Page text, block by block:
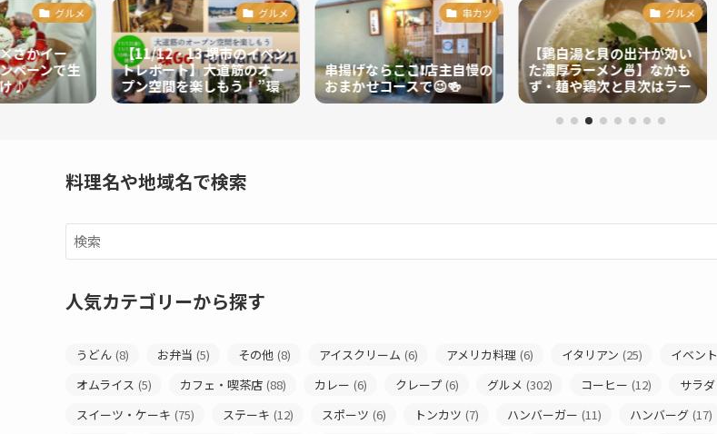
グルメ
さかイー
ペーンで生
♪
グルメ
【11/12・13 堺市のイベン
トレポート】大道筋のオー
プン空間を楽しもう！”環
Go” Forward2021
串カツ
串揚げならここ❗️店主自慢の
おまかせコースで😉🍻
グルメ
【鶏白湯と貝の出汁が効い
た濃厚ラーメン🍜】なかも
ず・麺や鶏次と貝次はラー
メン好き必見！❤️
料理名や地域名で検索
人気カテゴリーから探す
うどん (8) お弁当 (5) その他 (8) アイスクリーム (6) アメリカ料理 (6) イタリアン (25) イベント
オムライス (5) カフェ・喫茶店 (88) カレー (6) クレープ (6) グルメ (302) コーヒー (12) サラダ
スイーツ・ケーキ (75) ステーキ (12) スポーツ (6) トンカツ (7) ハンバーガー (11) ハンバーグ (17)